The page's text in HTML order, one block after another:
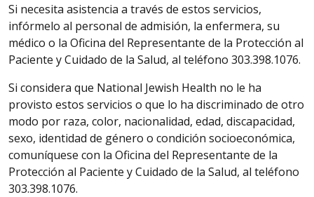
Si necesita asistencia a través de estos servicios,
infórmelo al personal de admisión, la enfermera, su
médico o la Oficina del Representante de la Protección al
Paciente y Cuidado de la Salud, al teléfono 303.398.1076.
Si considera que National Jewish Health no le ha
provisto estos servicios o que lo ha discriminado de otro
modo por raza, color, nacionalidad, edad, discapacidad,
sexo, identidad de género o condición socioeconómica,
comuníquese con la Oficina del Representante de la
Protección al Paciente y Cuidado de la Salud, al teléfono
303.398.1076.